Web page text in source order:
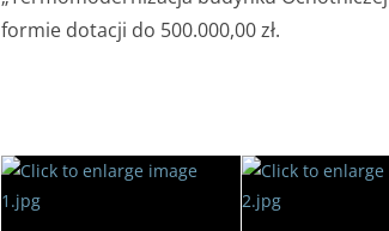
formie dotacji do 500.000,00 zł.